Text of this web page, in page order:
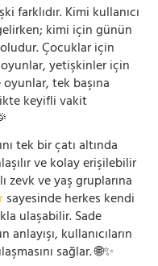
farklıdır. Kimi kullanıcı
kimi için günün
Çocuklar için
yetişkinler için
tek başına
keyifli vakit
tek bir çatı altında
ve kolay erişilebilir
zevk ve yaş gruplarına
sayesinde herkes kendi
ulaşabilir. Sade
kullanıcıların
sağlar. 🌐✨